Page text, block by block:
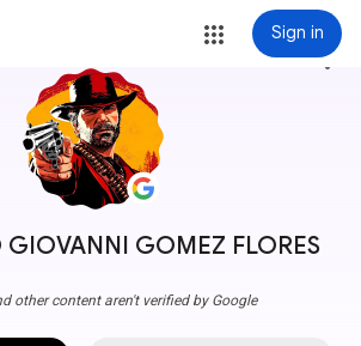
Sign in
GIOVANNI GOMEZ FLORES
more_vert
other content aren't verified by Google